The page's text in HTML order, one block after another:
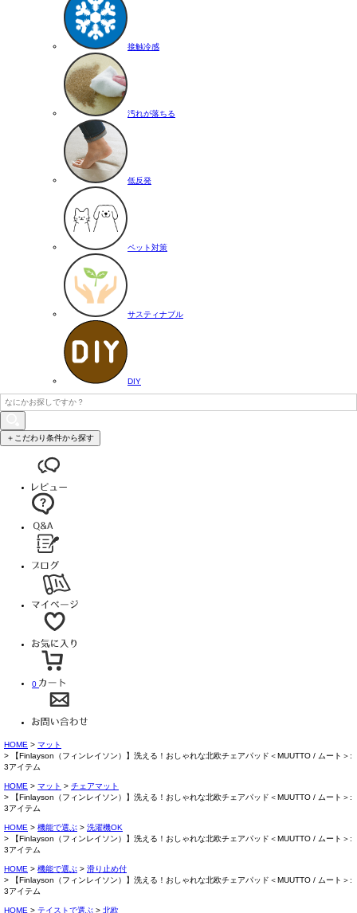
接触冷感
汚れが落ちる
低反発
ペット対策
サスティナブル
DIY
＋こだわり条件から探す
0
HOME
マット
【Finlayson（フィンレイソン）】洗える！おしゃれな北欧チェアパッド＜MUUTTO / ムート＞:
3アイテム
HOME マット
チェアマット
【Finlayson（フィンレイソン）】洗える！おしゃれな北欧チェアパッド＜MUUTTO / ムート＞:
3アイテム
HOME 機能で選ぶ
洗濯機OK
【Finlayson（フィンレイソン）】洗える！おしゃれな北欧チェアパッド＜MUUTTO / ムート＞:
3アイテム
HOME 機能で選ぶ
滑り止め付
【Finlayson（フィンレイソン）】洗える！おしゃれな北欧チェアパッド＜MUUTTO / ムート＞:
3アイテム
HOME テイストで選ぶ 北欧